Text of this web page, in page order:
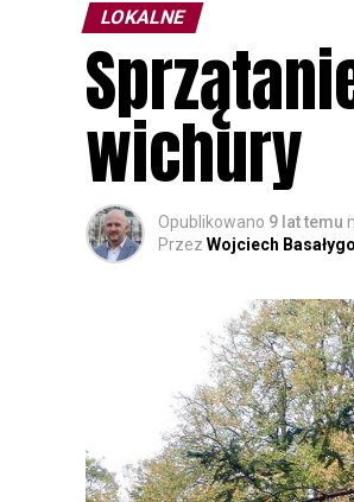
LOKALNE
wichury
Opublikowano 9 lat temu
Przez Wojciech Basałygo